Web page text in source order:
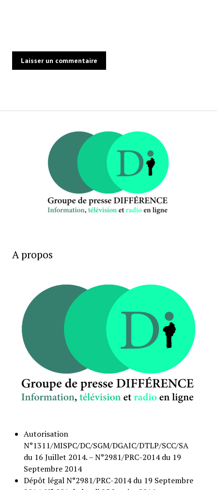
A propos
Autorisation
N°1311/MISPC/DC/SGM/DGAIC/DTLP/SCC/SA
du 16 Juillet 2014. – N°2981/PRC-2014 du 19
Septembre 2014
Dépôt légal N°2981/PRC-2014 du 19 Septembre